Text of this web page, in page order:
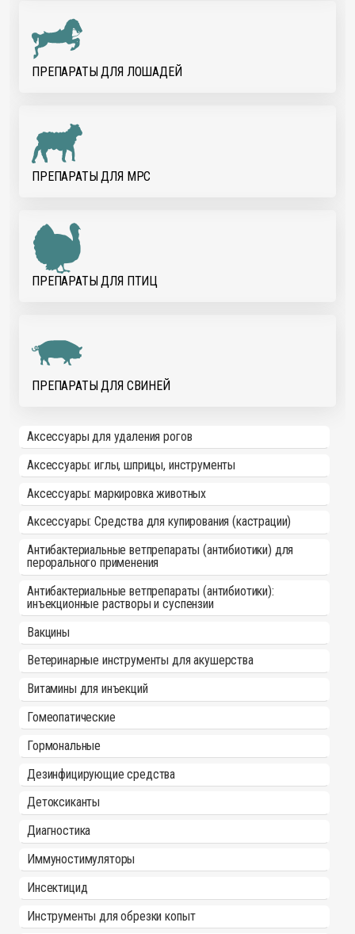
ПРЕПАРАТЫ ДЛЯ ЛОШАДЕЙ
ПРЕПАРАТЫ ДЛЯ МРС
ПРЕПАРАТЫ ДЛЯ ПТИЦ
ПРЕПАРАТЫ ДЛЯ СВИНЕЙ
Аксессуары для удаления рогов
Аксессуары: иглы, шприцы, инструменты
Аксессуары: маркировка животных
Аксессуары: Средства для купирования (кастрации)
Антибактериальные ветпрепараты (антибиотики) для
перорального применения
Антибактериальные ветпрепараты (антибиотики):
инъекционные растворы и суспензии
Вакцины
Ветеринарные инструменты для акушерства
Витамины для инъекций
Гомеопатические
Гормональные
Дезинфицирующие средства
Детоксиканты
Диагностика
Иммуностимуляторы
Инсектицид
Инструменты для обрезки копыт